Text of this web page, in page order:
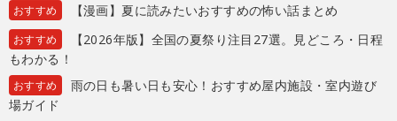
おすすめ 【漫画】夏に読みたいおすすめの怖い話まとめ
おすすめ
【2026年版】全国の夏祭り注目27選。見どころ・日程
もわかる！
おすすめ
雨の日も暑い日も安心！おすすめ屋内施設・室内遊び
場ガイド